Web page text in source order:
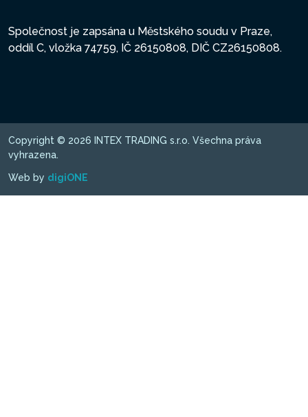
Společnost je zapsána u Městského soudu v Praze,
oddíl C, vložka 74759, IČ 26150808, DIČ CZ26150808.
Copyright © 2026 INTEX TRADING s.r.o. Všechna práva
vyhrazena.
Web by digiONE